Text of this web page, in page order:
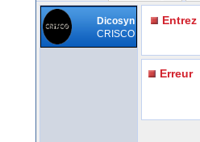
Dicosyn
CRISCO
Erreur